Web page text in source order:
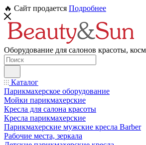
🔥 Сайт продается Подробнее
Оборудование для салонов красоты,
Каталог
Парикмахерское оборудование
Мойки парикмахерские
Кресла для салона красоты
Кресла парикмахерские
Парикмахерские мужские кресла Barber
Рабочие места, зеркала